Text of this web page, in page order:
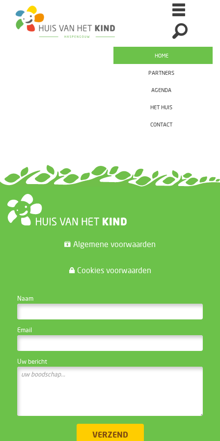
HOME
PARTNERS
AGENDA
HET HUIS
CONTACT
Algemene voorwaarden
Cookies voorwaarden
Naam
Email
Uw bericht
VERZEND